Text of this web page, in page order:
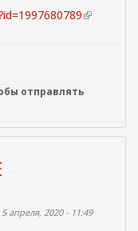
(
н
н
я
к
отправлять
апреля, 2020 - 11:49